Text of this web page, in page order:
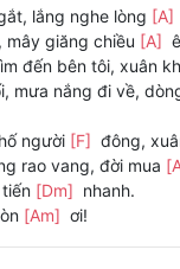
lắng nghe lòng [A]
mây giăng chiều [A]
đến bên tôi, xuân
mưa nắng đi về,
người [F] đông,
rao vang, đời mua
[Dm] nhanh.
[Am] ơi!